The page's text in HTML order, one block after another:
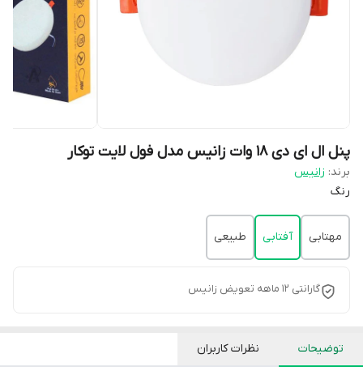
پنل ال ای دی 18 وات زانیس مدل فول لایت توکار
برند: زانیس
رنگ
مهتابی آفتابی طبیعی
گارانتی 12 ماهه تعویض زانیس
توضیحات نظرات کاربران